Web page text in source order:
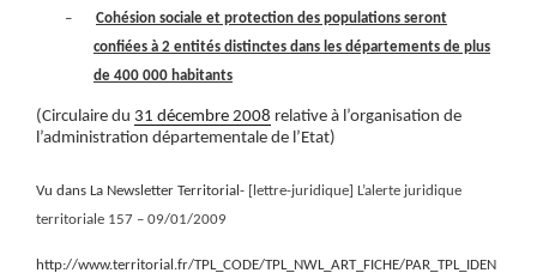
–
Cohésion sociale et protection des populations seront
confiées à 2 entités distinctes dans les départements de plus
de 400 000 habitants
(Circulaire du 31 décembre 2008 relative à l’organisation de
l’administration départementale de l’Etat)
Vu dans La Newsletter Territorial-
[lettre-juridique] L’alerte juridique
territoriale 157 – 09/01/2009
http://www.territorial.fr/TPL_CODE/TPL_NWL_ART_FICHE/PAR_TPL_IDEN